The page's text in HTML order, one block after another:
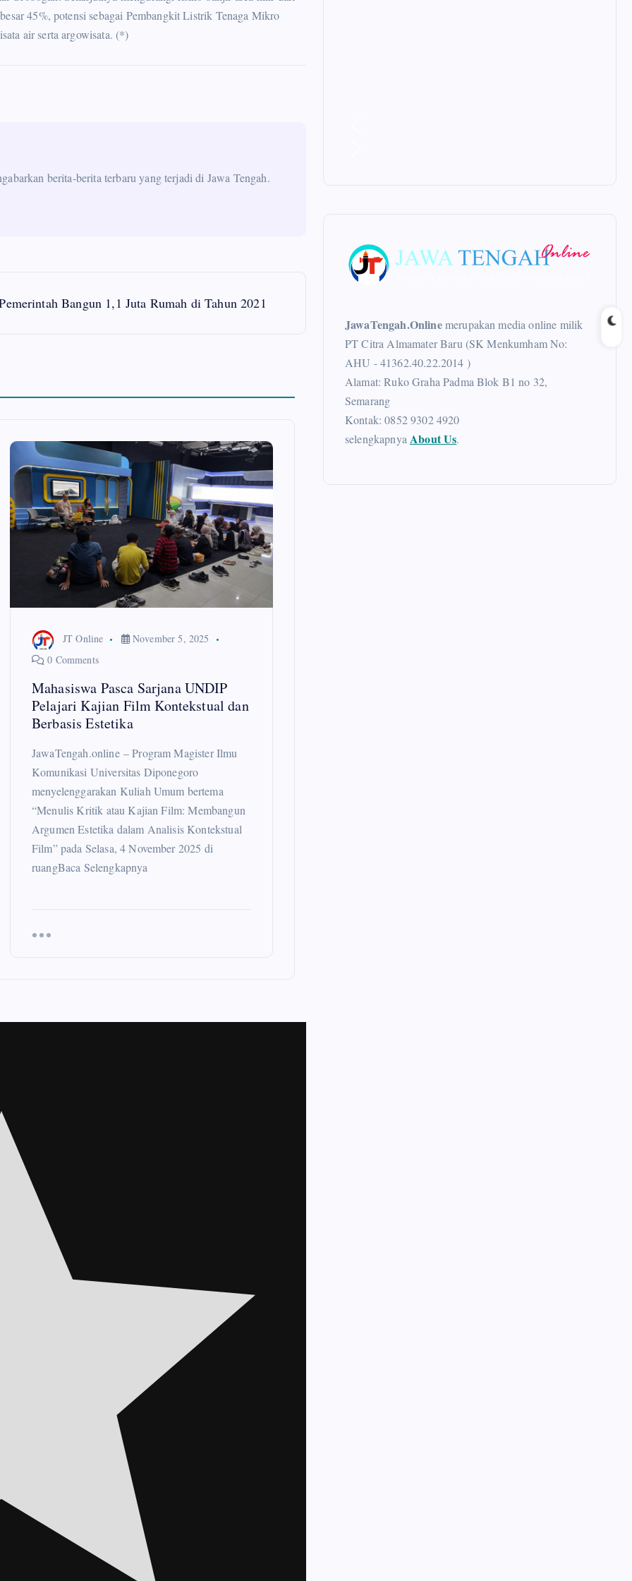
45%, potensi sebagai Pembangkit Listrik Tenaga Mikro
air serta argowisata. (*)
berita-berita terbaru yang terjadi di Jawa Tengah.
Bangun 1,1 Juta Rumah di Tahun 2021
JT Online
November 5, 2025
0 Comments
Mahasiswa Pasca Sarjana UNDIP
Pelajari Kajian Film Kontekstual dan
Berbasis Estetika
JawaTengah.online – Program Magister Ilmu
Komunikasi Universitas Diponegoro
menyelenggarakan Kuliah Umum bertema
“Menulis Kritik atau Kajian Film: Membangun
Argumen Estetika dalam Analisis Kontekstual
Film” pada Selasa, 4 November 2025 di
ruangBaca Selengkapnya
JawaTengah.Onlinemerupakan media online milik
PT Citra Almamater Baru (SK Menkumham No:
AHU - 41362.40.22.2014 )
Alamat: Ruko Graha Padma Blok B1 no 32,
Semarang
Kontak: 0852 9302 4920
selengkapnya About Us.